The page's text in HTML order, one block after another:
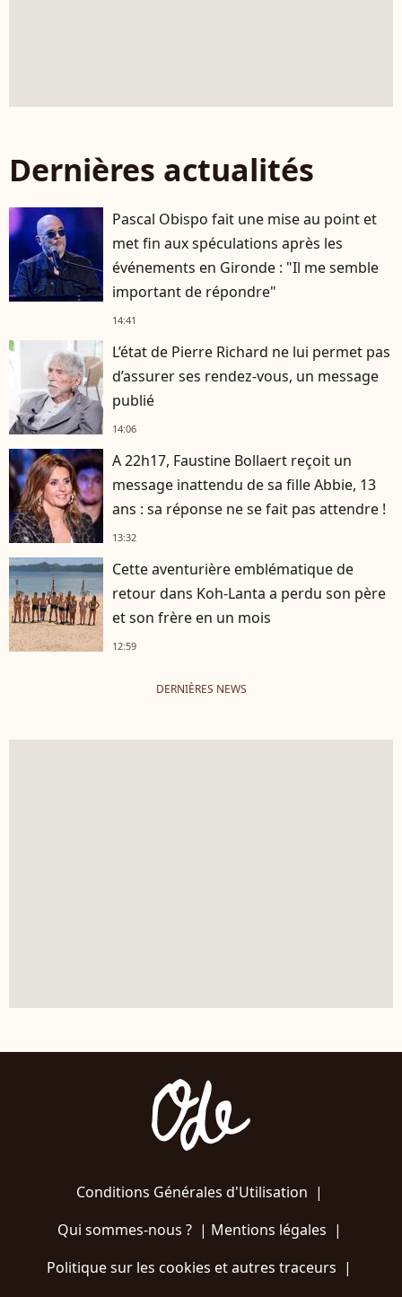
Dernières actualités
Pascal Obispo fait une mise au point et
met fin aux spéculations après les
événements en Gironde : "Il me semble
important de répondre"
14:41
L’état de Pierre Richard ne lui permet pas
d’assurer ses rendez-vous, un message
publié
14:06
A 22h17, Faustine Bollaert reçoit un
message inattendu de sa fille Abbie, 13
ans : sa réponse ne se fait pas attendre !
13:32
Cette aventurière emblématique de
retour dans Koh-Lanta a perdu son père
et son frère en un mois
12:59
DERNIÈRES NEWS
Conditions Générales d'Utilisation |
Qui sommes-nous ?| Mentions légales |
Politique sur les cookies et autres traceurs |